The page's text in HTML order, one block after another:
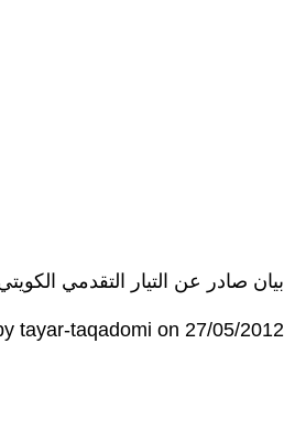
بيان صادر عن التيار التقدمي
tayar-taqadomi on 27/05/2012